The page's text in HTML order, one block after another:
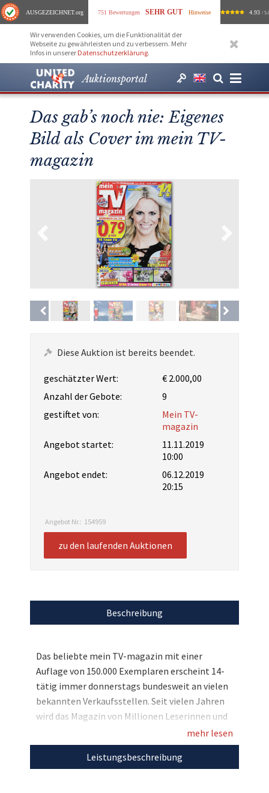
AUSGEZEICHNET.org 751 Bewertungen SEHR GUT Hinweise 4.93 /
Wir verwenden Cookies, um die Funktionalität der
Webseite zu gewährleisten und zu verbessern. Mehr
Infos in unserer Datenschutzerklärung.
Auktionsportal
Das gab’s noch nie: Eigenes
Bild als Cover im mein TV-
magazin
Diese Auktion ist bereits beendet.
geschätzter Wert:
€ 2.000,00
Anzahl der Gebote:
9
gestiftet von:
Mein TV-
magazin
Angebot startet:
11.11.2019
10:00
Angebot endet:
06.12.2019
20:15
Angebot Nr.: 154959
zu den laufenden Auktionen
Beschreibung
Das beliebte mein TV-magazin mit einer
Auflage von 150.000 Exemplaren erscheint 14-
tätig immer donnerstags bundesweit an vielen
bekannten Verkaufsstellen. Seit vielen Jahren
wird das Magazin von Millionen Leserinnen und
Lesern sehr geschätzt. Und wir haben für Sie
zugunsten von Handicap International eine
absolut einmalige Chance, die es so bei uns auch
mehr lesen
Leistungsbeschreibung